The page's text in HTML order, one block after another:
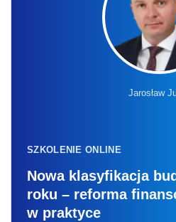
Jarosław
SZKOLENIE ONLINE
Nowa klasyfikacja
roku – reforma
w praktyce